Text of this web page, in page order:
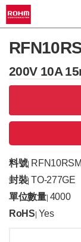
200V 10A
料號|
封裝| TO-277GE
單位數量| 4000
RoHS Yes